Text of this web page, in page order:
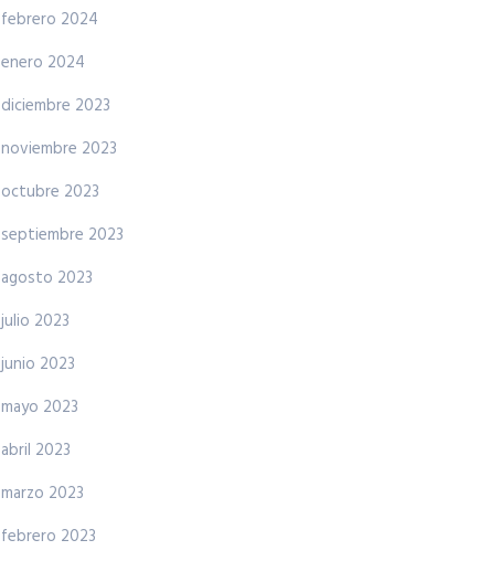
febrero 2024
enero 2024
diciembre 2023
noviembre 2023
octubre 2023
septiembre 2023
agosto 2023
julio 2023
junio 2023
mayo 2023
abril 2023
marzo 2023
febrero 2023